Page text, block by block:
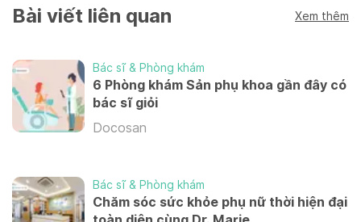
350,000 VND
Áp lạnh/ nhiệt cổ tử cung
3,000,000 - 5,000,000 VND
350,000 VND
Bài viết liên quan Xem thêm
Bác sĩ & Phòng khám
6 Phòng khám Sản phụ khoa gần đây có
bác sĩ giỏi
Docosan
Bác sĩ & Phòng khám
Chăm sóc sức khỏe phụ nữ thời hiện đại